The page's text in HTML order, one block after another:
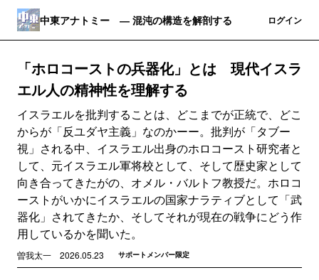
中東アナトミー ― 混沌の構造を解剖する ログイン
「ホロコーストの兵器化」とは 現代イスラ
エル人の精神性を理解する
イスラエルを批判することは、どこまでが正統で、どこ
からが「反ユダヤ主義」なのかーー。批判が「タブー
視」される中、イスラエル出身のホロコースト研究者と
して、元イスラエル軍将校として、そして歴史家として
向き合ってきたがの、オメル・バルトフ教授だ。ホロコ
ーストがいかにイスラエルの国家ナラティブとして「武
器化」されてきたか、そしてそれが現在の戦争にどう作
用しているかを聞いた。
曽我太一 2026.05.23 サポートメンバー限定